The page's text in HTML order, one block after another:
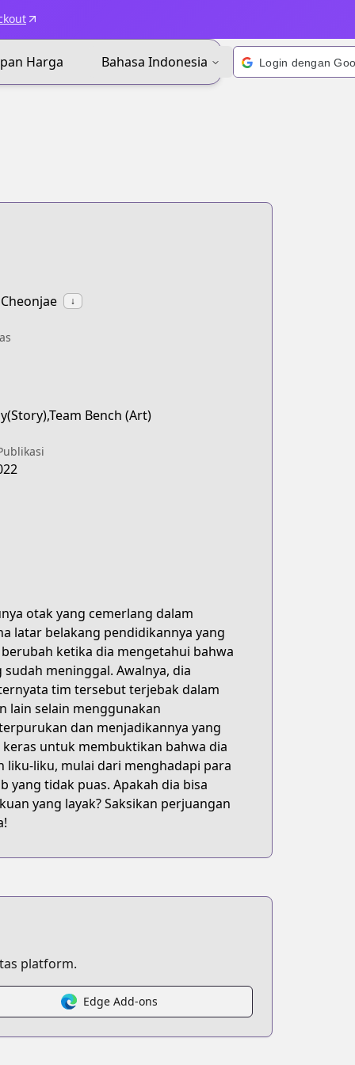
Harga Bahasa Indonesia
↓
Bench (Art)
otak yang cemerlang dalam
latar belakang pendidikannya yang
ketika dia mengetahui bahwa
meninggal. Awalnya, dia
tim tersebut terjebak dalam
lain selain menggunakan
dan menjadikannya yang
untuk membuktikan bahwa dia
liku-liku, mulai dari menghadapi para
yang tidak puas. Apakah dia bisa
yang layak? Saksikan perjuangan
platform.
Edge Add-ons